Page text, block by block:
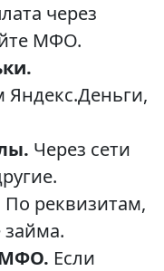
через
МФО.
Яндекс.Деньги,
Через сети
По реквизитам,
Если